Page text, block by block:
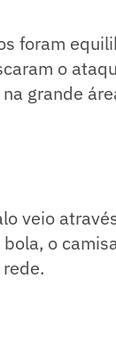
foram
o
grande
veio
o